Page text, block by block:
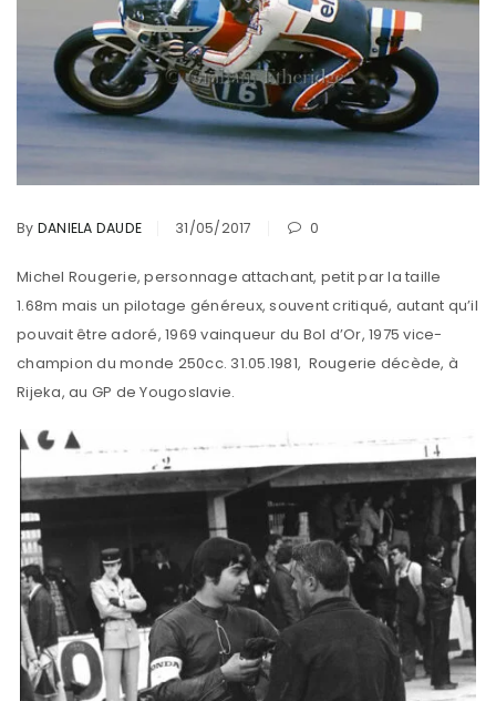
By DANIELA DAUDE 31/05/2017 0
Michel Rougerie, personnage attachant, petit par la taille
1.68m mais un pilotage généreux, souvent critiqué, autant qu’il
pouvait être adoré, 1969 vainqueur du Bol d’Or, 1975 vice-
champion du monde 250cc. 31.05.1981, Rougerie décède, à
Rijeka, au GP de Yougoslavie.